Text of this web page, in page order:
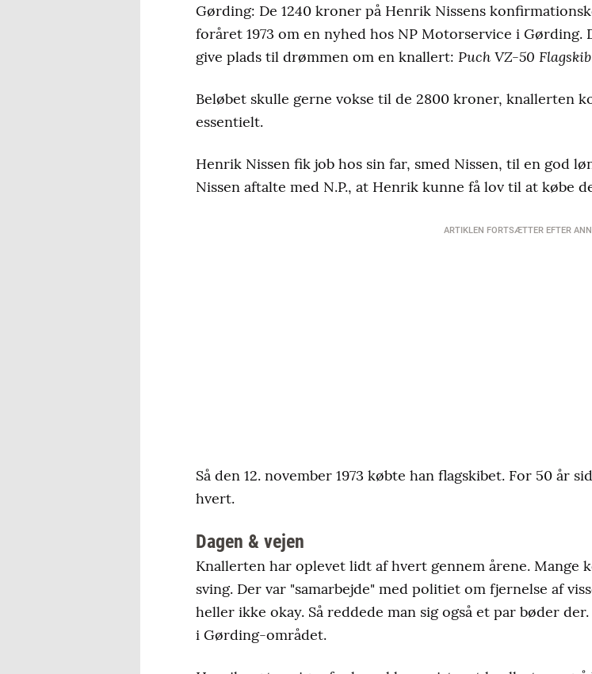
Gørding: De 1240 kroner på Henrik Nissens
foråret 1973 om en nyhed hos NP Motorservice i
give plads til drømmen om en knallert: Puch VZ-50 Flagskib
Beløbet skulle gerne vokse til de 2800 kroner, knallerten
essentielt.
Henrik Nissen fik job hos sin far, smed Nissen, til en god
Nissen aftalte med N.P., at Henrik kunne få lov til at købe
ARTIKLEN FORTSÆTTER EFTER
Så den 12. november 1973 købte han flagskibet. For 50 år
hvert.
Dagen & vejen
Knallerten har oplevet lidt af hvert gennem årene. Mange
sving. Der var "samarbejde" med politiet om fjernelse af
heller ikke okay. Så reddede man sig også et par bøder
i Gørding-området.